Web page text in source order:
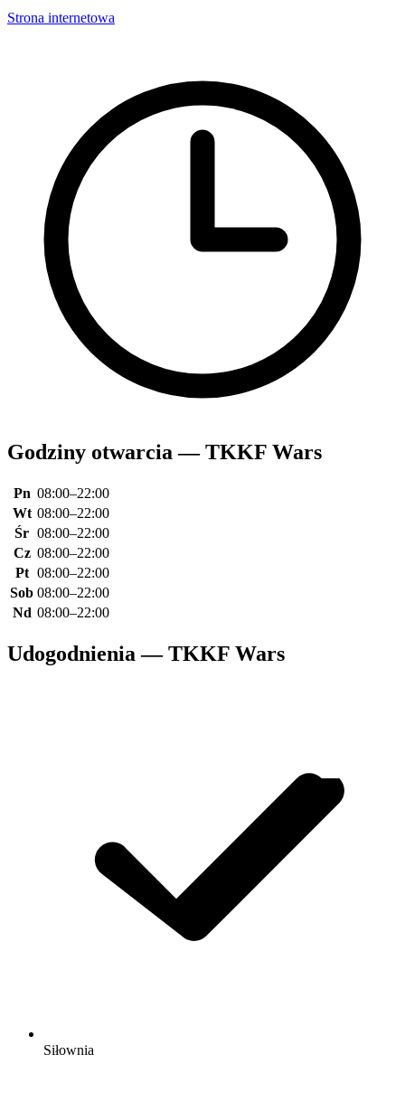
Strona internetowa
Godziny otwarcia — TKKF Wars
Pn 08:00–22:00
Wt 08:00–22:00
Śr 08:00–22:00
Cz 08:00–22:00
Pt 08:00–22:00
Sob 08:00–22:00
Nd 08:00–22:00
Udogodnienia — TKKF Wars
Siłownia